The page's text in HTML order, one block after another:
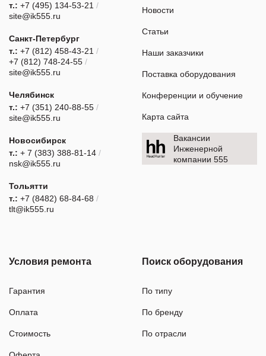
т.: +7 (495) 134-53-21 /
site@ik555.ru
Санкт-Петербург
т.: +7 (812) 458-43-21 /
+7 (812) 748-24-55 /
site@ik555.ru
Челябинск
т.: +7 (351) 240-88-55 /
site@ik555.ru
Новосибирск
т.: + 7 (383) 388-81-14 /
nsk@ik555.ru
Тольятти
т.: +7 (8482) 68-84-68 /
tlt@ik555.ru
Новости
Статьи
Наши заказчики
Поставка оборудования
Конференции и обучение
Карта сайта
Вакансии
Инженерной
компании 555
Условия ремонта
Гарантия
Оплата
Стоимость
Поиск оборудования
По типу
По бренду
По отрасли